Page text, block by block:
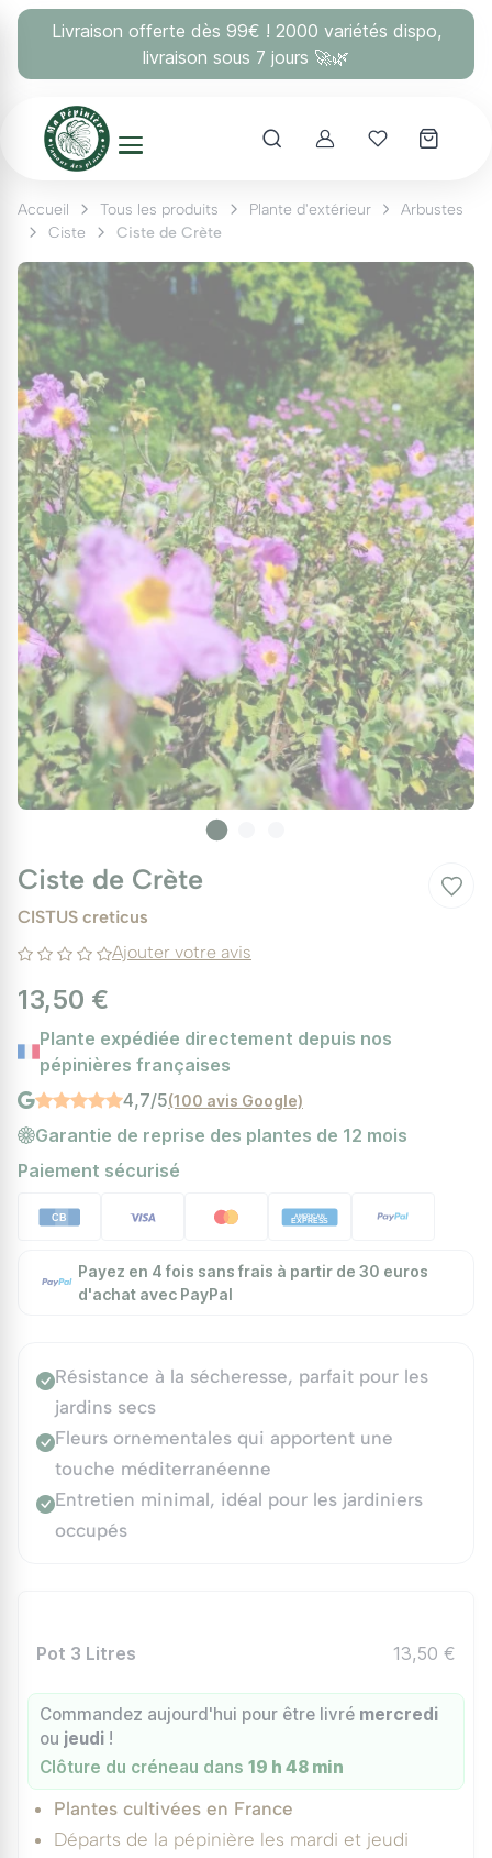
Livraison offerte dès 99€ ! 2000 variétés dispo,
livraison sous 7 jours 🚀🌿
AccountMes coups
Accueil Tous les produits Plante d'extérieur
Arbustes
Ciste
Ciste de Crète
Ciste de Crète
CISTUS creticus
Ajouter votre avis
13,50 €
Plante expédiée directement depuis nos
pépinières françaises
4,7/5(100 avis Google)
Garantie de reprise des plantes de 12 mois
Paiement sécurisé
Payez en 4 fois sans frais à partir de 30 euros
d'achat avec PayPal
Résistance à la sécheresse, parfait pour les
jardins secs
Fleurs ornementales qui apportent une
touche méditerranéenne
Entretien minimal, idéal pour les jardiniers
occupés
Pot 3 Litres 13,50 €
Commandez aujourd'hui pour être livré mercredi
ou jeudi !
Clôture du créneau dans19 h 48 min
Plantes cultivées en France
Départs de la pépinière les mardi et jeudi
Panneau de gestion des cookies